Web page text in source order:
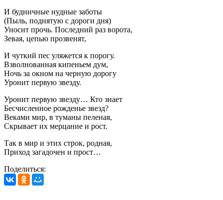
И будничные нудные заботы
(Пыль, поднятую с дороги дня)
Уносит прочь. Последний раз ворота,
Зевая, цепью прозвенят,
И чуткий пес уляжется к порогу.
Взволнованная кипеньем дум,
Ночь за окном на черную дорогу
Уронит первую звезду.
Уронит первую звезду… Кто знает
Бесчисленное рожденье звезд?
Веками мир, в туманы пеленая,
Скрывает их мерцание и рост.
Так в мир и этих строк, родная,
Приход загадочен и прост…
Поделиться: